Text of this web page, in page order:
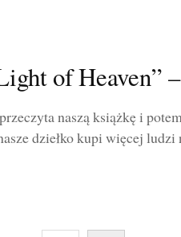
of Heaven”
naszą książkę i
dziełko kupi więcej ludzi